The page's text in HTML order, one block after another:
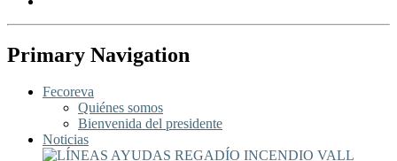
Primary Navigation
Fecoreva
Quiénes somos
Bienvenida del presidente
Noticias